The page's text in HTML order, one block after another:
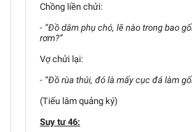
Chồng liền chửi:
- “Đồ dâm phụ chó, lẽ nào trong bao
rơm?”
Vợ chửi lại:
- “Đồ rùa thúi, đó là mấy cục đá làm
(Tiếu lâm quảng ký)
Suy tư 46: